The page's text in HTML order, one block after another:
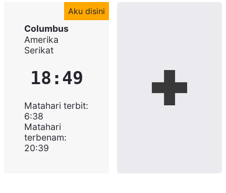
Aku disini
Columbus
Amerika
Serikat
18:49
Matahari terbit:
6:38
Matahari
terbenam:
20:39